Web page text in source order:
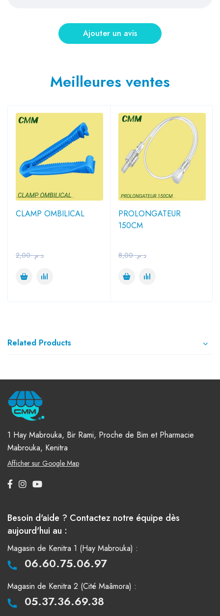
Meilleures ventes
CLAMP OMBILICAL
د.م.2,00
PROLONGATEUR
150CM
د.م.8,00
Related Products
1 Hay Mabrouka, Bir Rami, Proche de Bim et Pharmacie
Mabrouka, Kenitra
Afficher sur Google Map
Besoin d'aide ? Contactez notre équipe dès
aujourd'hui au :
Magasin de Kenitra 1 (Hay Mabrouka) :
06.60.75.06.97
Magasin de Kenitra 2 (Cité Maâmora) :
05.37.36.69.38